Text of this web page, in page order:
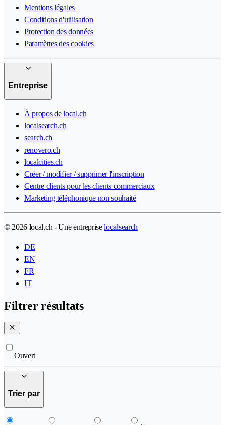
Mentions légales
Conditions d'utilisation
Protection des données
Paramètres des cookies
Entreprise
À propos de local.ch
localsearch.ch
search.ch
renovero.ch
localcities.ch
Créer / modifier / supprimer l'inscription
Centre clients pour les clients commerciaux
Marketing téléphonique non souhaité
© 2026 local.ch - Une entrepriselocalsearch
DE
EN
FR
IT
Filtrer résultats
Ouvert
Trier par